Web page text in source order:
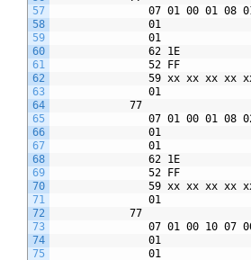
57
58
59
60
61
62
63
64
65
66
67
68
69
70
71
72
73
74
75
07 01 00 01 08 01
01
01
62 1E
52 FF
59 xx xx xx xx xx xx xx
01
77
07 01 00 01 08 02
01
01
62 1E
52 FF
59 xx xx xx xx xx xx xx
01
77
07 01 00 10 07 00
01
01